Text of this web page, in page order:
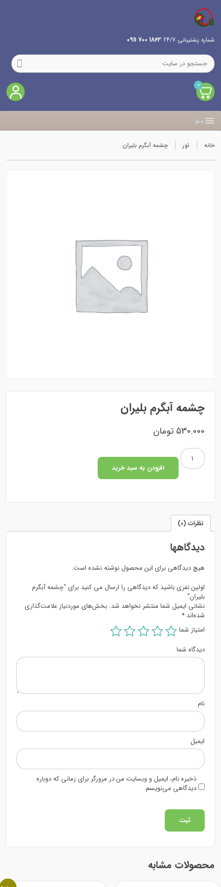
شماره پشتیبانی 24/7 1863 700 0911
0
منو
خانه تور چشمه آبگرم بلیران
چشمه آبگرم بلیران
530.000 تومان
چشمه
آبگرم
بلیران
افزودن به سبد خرید
نظرات (0)
دیدگاهها
هیچ دیدگاهی برای این محصول نوشته نشده است.
اولین نفری باشید که دیدگاهی را ارسال می کنید برای “چشمه آبگرم
بلیران”
نشانی ایمیل شما منتشر نخواهد شد. بخش‌های موردنیاز علامت‌گذاری
شده‌اند *
امتیاز شما
دیدگاه شما
نام
ایمیل
ذخیره نام، ایمیل و وبسایت من در مرورگر برای زمانی که دوباره
دیدگاهی می‌نویسم.
محصولات مشابه